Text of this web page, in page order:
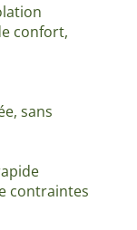
confort,
sans
contraintes